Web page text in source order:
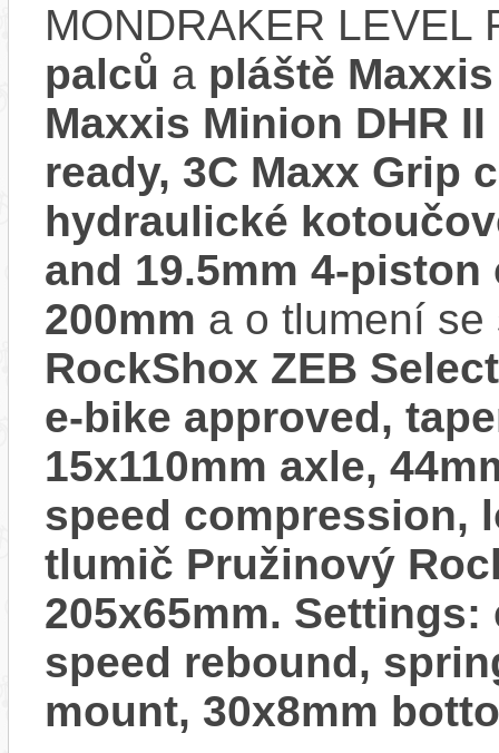
MONDRAKER
palců a pláště
Maxxis Minion DHR II
ready, 3C Maxx Grip
hydraulické
and 19.5mm 4-piston
200mm a o tlumení
RockShox ZEB
e-bike approved,
15x110mm axle,
speed compression,
tlumič Pružinový
205x65mm.
speed rebound,
mount, 30x8mm